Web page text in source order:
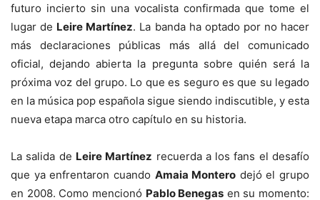
futuro incierto sin una vocalista confirmada que tome el
lugar de Leire Martínez. La banda ha optado por no hacer
más declaraciones públicas más allá del comunicado
oficial, dejando abierta la pregunta sobre quién será la
próxima voz del grupo. Lo que es seguro es que su legado
en la música pop española sigue siendo indiscutible, y esta
nueva etapa marca otro capítulo en su historia.
La salida de Leire Martínez recuerda a los fans el desafío
que ya enfrentaron cuando Amaia Montero dejó el grupo
en 2008. Como mencionó Pablo Benegas en su momento: